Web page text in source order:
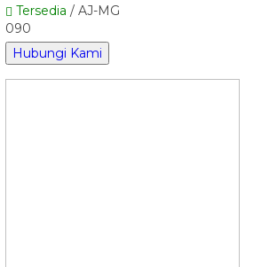
Tersedia / AJ-MG
090
Hubungi Kami